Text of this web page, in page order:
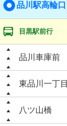
品川駅高輪口
目黒駅前行
品川車庫前
東品川一丁目
八ツ山橋